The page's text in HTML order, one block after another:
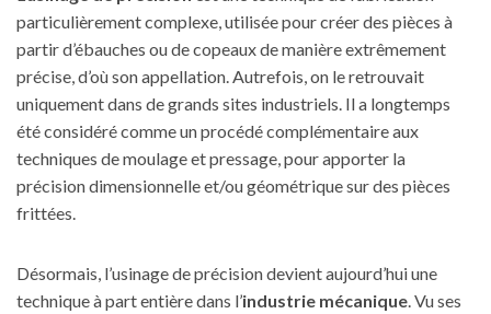
particulièrement complexe, utilisée pour créer des pièces à
partir d’ébauches ou de copeaux de manière extrêmement
précise, d’où son appellation. Autrefois, on le retrouvait
uniquement dans de grands sites industriels. Il a longtemps
été considéré comme un procédé complémentaire aux
techniques de moulage et pressage, pour apporter la
précision dimensionnelle et/ou géométrique sur des pièces
frittées.
Désormais, l’usinage de précision devient aujourd’hui une
technique à part entière dans l’industrie mécanique. Vu ses